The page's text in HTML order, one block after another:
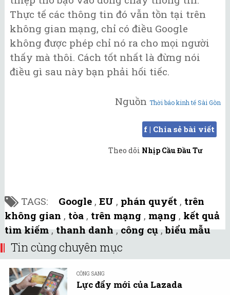
Thực tế các thông tin đó vẫn tồn tại trên
không gian mạng, chỉ có điều Google
không được phép chỉ nó ra cho mọi người
thấy mà thôi. Cách tốt nhất là đừng nói
điều gì sau này bạn phải hối tiếc.
Nguồn Thời báo kinh tế Sài Gòn
f | Chia sẻ bài viết
Theo dõi Nhịp Cầu Đầu Tư
TAGS: Google , EU , phán quyết , trên
không gian , tòa , trên mạng , mạng , kết quả
tìm kiếm,thanh danh,công cụ,biểu mẫu
Tin cùng chuyên mục
CÔNG SANG
Lực đẩy mới của Lazada